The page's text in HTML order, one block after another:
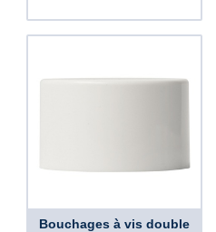
Bouchages à vis double